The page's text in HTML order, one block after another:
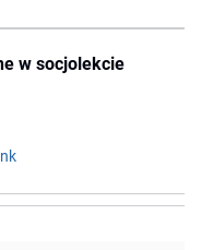
w socjolekcie